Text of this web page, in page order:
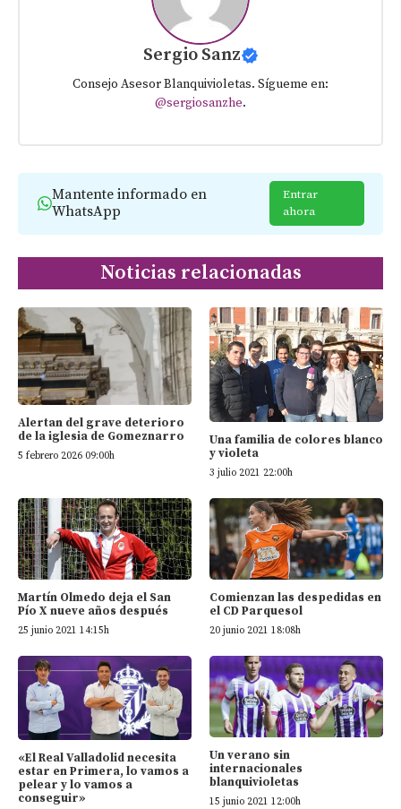
Sergio Sanz
Consejo Asesor Blanquivioletas. Sígueme en:
@sergiosanzhe.
Mantente informado en
WhatsApp
Entrar
ahora
Noticias relacionadas
Alertan del grave deterioro
de la iglesia de Gomeznarro
5 febrero 2026 09:00h
Una familia de colores blanco
y violeta
3 julio 2021 22:00h
Martín Olmedo deja el San
Pío X nueve años después
25 junio 2021 14:15h
Comienzan las despedidas en
el CD Parquesol
20 junio 2021 18:08h
«El Real Valladolid necesita
estar en Primera, lo vamos a
pelear y lo vamos a
conseguir»
Un verano sin
internacionales
blanquivioletas
15 junio 2021 12:00h